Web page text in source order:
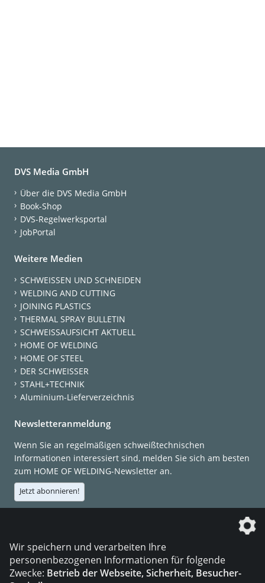
DVS Media GmbH
Über die DVS Media GmbH
Book-Shop
DVS-Regelwerksportal
JobPortal
Weitere Medien
SCHWEISSEN UND SCHNEIDEN
WELDING AND CUTTING
JOINING PLASTICS
THERMAL SPRAY BULLETIN
SCHWEISSAUFSICHT AKTUELL
HOME OF WELDING
HOME OF STEEL
DER SCHWEISSER
STAHL+TECHNIK
Aluminium-Lieferverzeichnis
Newsletteranmeldung
Wenn Sie an regelmäßigen schweißtechnischen
Informationen interessiert sind, melden Sie sich am besten
zum HOME OF WELDING-Newsletter an.
Jetzt abonnieren!
Die DVS Media GmbH ist ein Unternehmen der
Wir speichern und verarbeiten Ihre
personenbezogenen Informationen für folgende
Zwecke: Betrieb der Webseite, Sicherheit, Besucher-